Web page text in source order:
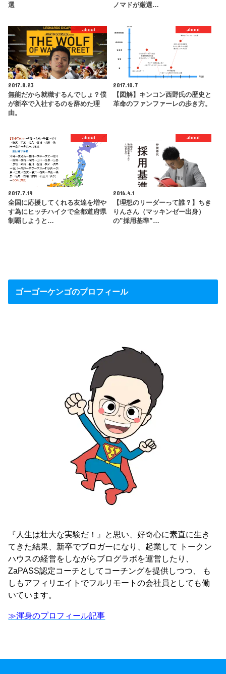
選
ノマドが厳選…
about
2017.8.23
無能だから就職するんでしょ？僕
が新卒で入社するのを辞めた理
由。
about
2017.10.7
【図解】キンコン西野氏の歴史と
革命のファンファーレの歩き方。
about
2017.7.19
全国に応援してくれる友達を増や
す為にヒッチハイクで全都道府県
制覇しようと…
about
2016.4.1
【理想のリーダーって誰？】ちき
りんさん（マッキンゼー出身）
の”採用基準”…
ゴーゴーケンゴのプロフィール
『人生は壮大な実験だ！』と思い、好奇心に素直に生き
てきた結果、新卒でブロガーになり、起業して トークン
ハウスの経営をしながらブログラボを運営したり、
ZaPASS認定コーチとしてコーチングを提供しつつ、 も
しもアフィリエイトでフルリモートの会社員としても働
いています。
≫渾身のプロフィール記事